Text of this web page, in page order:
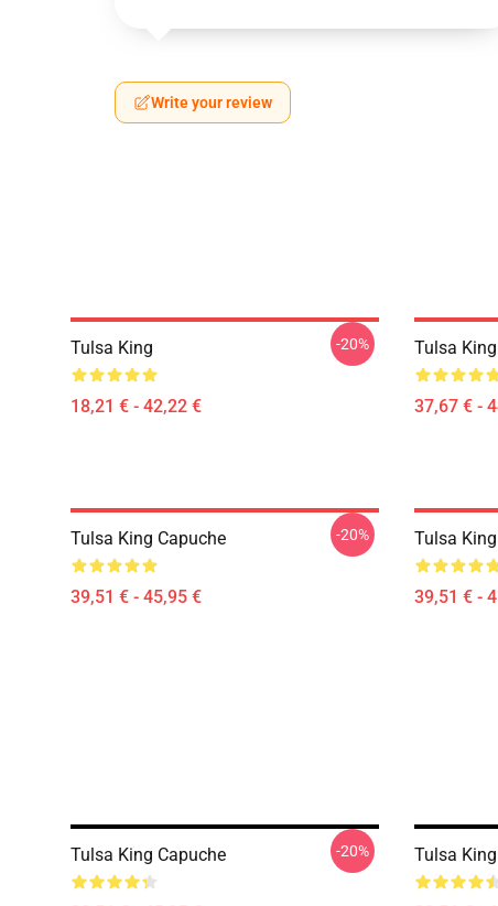
Write your review
Tulsa King
18,21 € - 42,22 €
-20% Tulsa
37,67 € -
Tulsa King Capuche
39,51 € - 45,95 €
-20% Tulsa
39,51 € -
Tulsa King Capuche -20% Tulsa